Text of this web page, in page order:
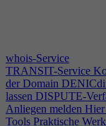
whois-Service
TRANSIT-Service
der Domain
lassen DISPUTE-
Anliegen melden Hier
Tools Praktische